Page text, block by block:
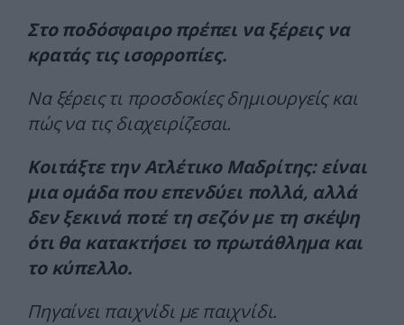
Στο ποδόσφαιρο πρέπει να ξέρεις να
κρατάς τις ισορροπίες.
Να ξέρεις τι προσδοκίες δημιουργείς και
πώς να τις διαχειρίζεσαι.
Κοιτάξτε την Ατλέτικο Μαδρίτης: είναι
μια ομάδα που επενδύει πολλά, αλλά
δεν ξεκινά ποτέ τη σεζόν με τη σκέψη
ότι θα κατακτήσει το πρωτάθλημα και
το κύπελλο.
Πηγαίνει παιχνίδι με παιχνίδι.